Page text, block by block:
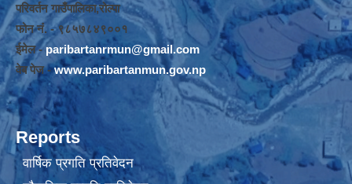
परिवर्तन गाउँपालिका,रोल्पा
फोन नंं. - ९८५७८४९००१
ईमेल -paribartanrmun@gmail.com
वेब पेज -www.paribartanmun.gov.np
Reports
वार्षिक प्रगति प्रतिवेदन